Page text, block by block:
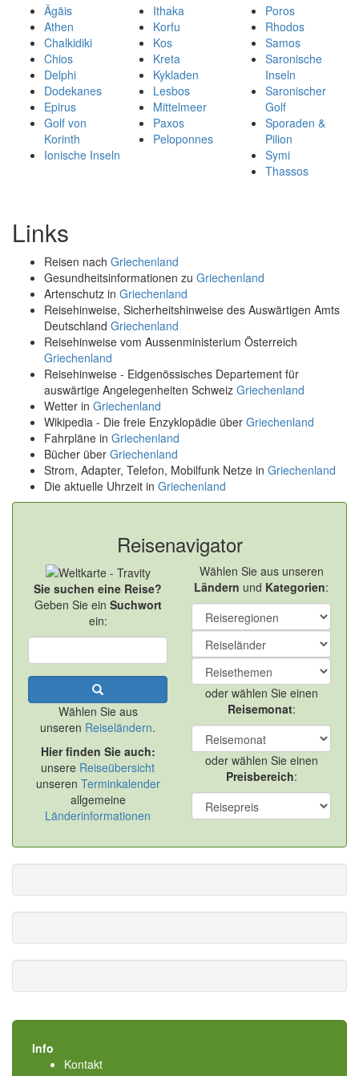
Ägäis
Athen
Chalkidiki
Chios
Delphi
Dodekanes
Epirus
Golf von
Korinth
Ionische Inseln
Ithaka
Korfu
Kos
Kreta
Kykladen
Lesbos
Mittelmeer
Paxos
Peloponnes
Poros
Rhodos
Samos
Saronische
Inseln
Saronischer
Golf
Sporaden &
Pilion
Symi
Thassos
Links
Reisen nach Griechenland
Gesundheitsinformationen zu Griechenland
Artenschutz in Griechenland
Reisehinweise, Sicherheitshinweise des Auswärtigen Amts
Deutschland Griechenland
Reisehinweise vom Aussenministerium Österreich
Griechenland
Reisehinweise - Eidgenössisches Departement für
auswärtige Angelegenheiten Schweiz Griechenland
Wetter in Griechenland
Wikipedia - Die freie Enzyklopädie über Griechenland
Fahrpläne in Griechenland
Bücher über Griechenland
Strom, Adapter, Telefon, Mobilfunk Netze in Griechenland
Die aktuelle Uhrzeit in Griechenland
Reisenavigator
Sie suchen eine Reise?
Geben Sie ein Suchwort
ein:
Wählen Sie aus
unseren Reiseländern.
Hier finden Sie auch:
unsere Reiseübersicht
unseren Terminkalender
allgemeine
Länderinformationen
Wählen Sie aus unseren
Ländern und Kategorien:
oder wählen Sie einen
Reisemonat:
oder wählen Sie einen
Preisbereich:
Info
Kontakt